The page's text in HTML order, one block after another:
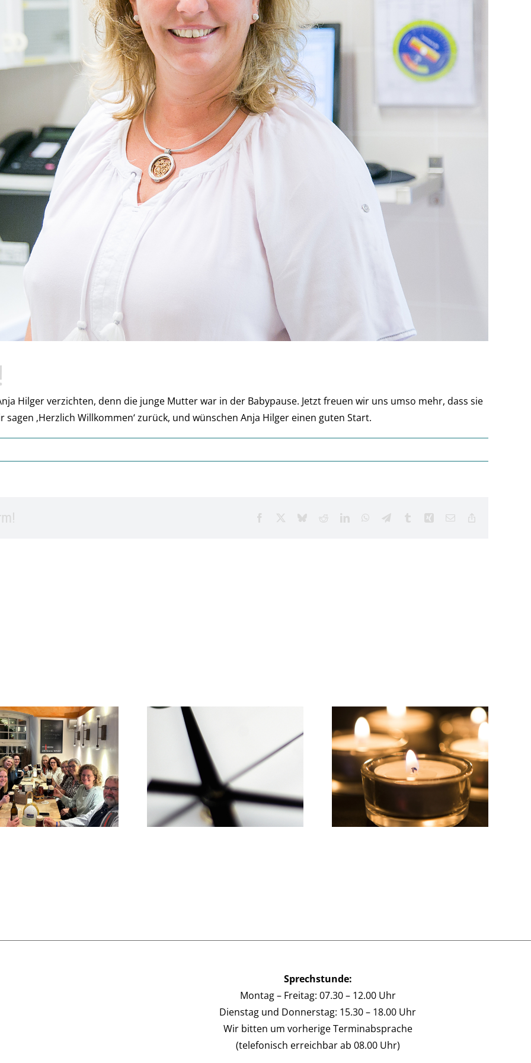
Hilger verzichten, denn die junge Mutter war in der Babypause. Jetzt freuen wir uns umso mehr, dass sie
‚Herzlich Willkommen‘ zurück, und wünschen Anja Hilger einen guten Start.
Facebook BlueskyRedditLinkedInWhatsApp
TelegramTumblr Xing Email
Info zu
Praxissprechzeiten im
Juni
Ein letzter Gruß…
Wir wünschen einen
schönen Sommer!
Sprechstunde:
Montag – Freitag: 07.30 – 12.00 Uhr
Dienstag und Donnerstag: 15.30 – 18.00 Uhr
Wir bitten um vorherige Terminabsprache
(telefonisch erreichbar ab 08.00 Uhr)